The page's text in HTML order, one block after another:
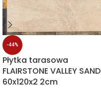
-44%
Płytka tarasowa
FLAIRSTONE VALLEY SAND
60x120x2 2cm